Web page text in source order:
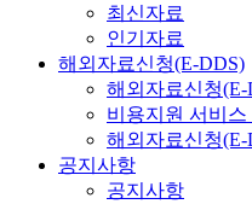
최신자료
인기자료
해외자료신청(E-DDS)
해외자료신청(E-
비용지원 서비스
해외자료신청(E-
공지사항
공지사항